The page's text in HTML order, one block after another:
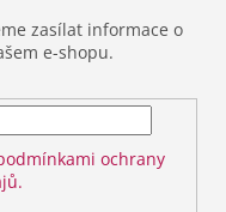
zasílat informace o
e-shopu.
ochrany